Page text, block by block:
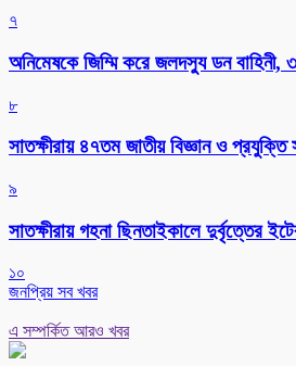
৭
অনিমেষকে জিম্মি করে জলদস্যু ডন
৮
সাতক্ষীরায় ৪৭তম জাতীয় বিজ্ঞান ও
৯
সাতক্ষীরায় গহনা ছিনতাইকালে দুর্বৃত্তের
১০
জনপ্রিয় সব খবর
এ সম্পর্কিত আরও খবর